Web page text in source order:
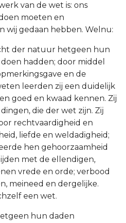
van de wet is: ons
moeten en
wij gedaan hebben. Welnu:
der natuur hetgeen hun
hadden; door middel
en de
leerden zij een duidelijk
goed en kwaad kennen. Zij
die der wet zijn. Zij
rechtvaardigheid en
liefde en weldadigheid;
hen gehoorzaamheid
met de ellendigen,
vrede en orde; verbood
meineed en dergelijke.
een wet.
hun daden